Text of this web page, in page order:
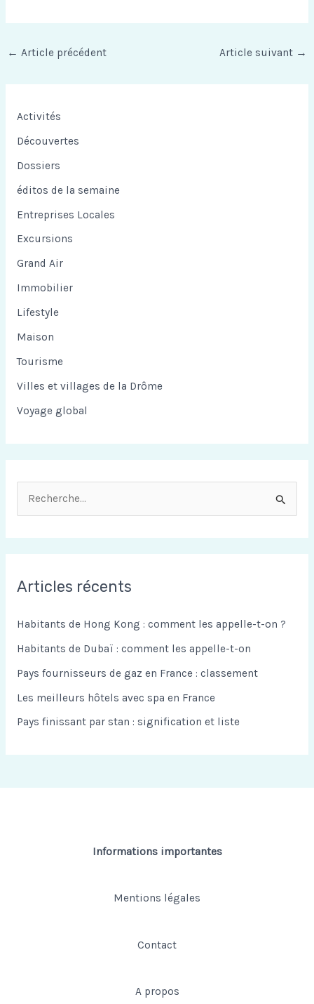
← Article précédent Article suivant →
Activités
Découvertes
Dossiers
éditos de la semaine
Entreprises Locales
Excursions
Grand Air
Immobilier
Lifestyle
Maison
Tourisme
Villes et villages de la Drôme
Voyage global
e
h
e
r
Articles récents
Habitants de Hong Kong : comment les appelle-t-on ?
Habitants de Dubaï : comment les appelle-t-on
Pays fournisseurs de gaz en France : classement
Les meilleurs hôtels avec spa en France
Pays finissant par stan : signification et liste
Informations importantes
Mentions légales
Contact
A propos